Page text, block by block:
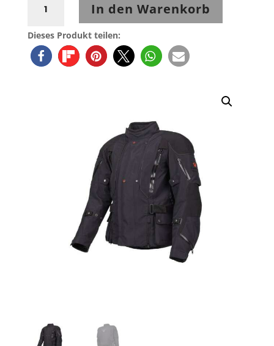
Dieses Produkt teilen:
TREASURE
Gore-
Tex
Jacke
In den Warenkorb